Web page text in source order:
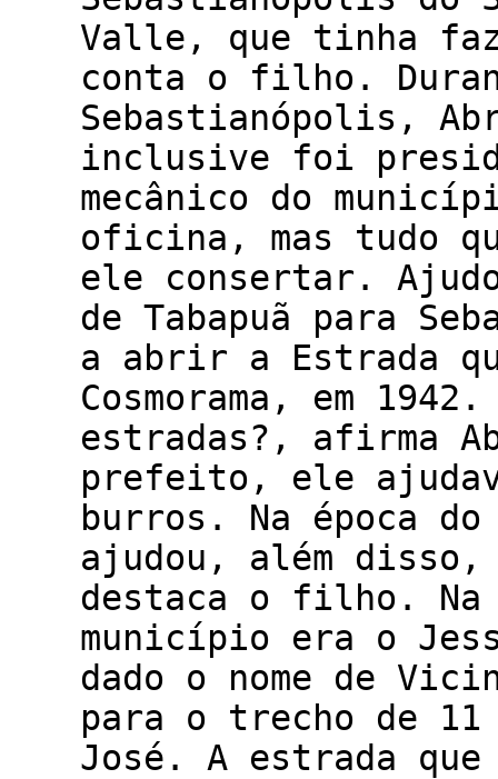
Valle, que tinha
conta o filho.
Sebastianópolis,
inclusive foi
mecânico do
oficina, mas tudo
ele consertar.
de Tabapuã para
a abrir a Estrada
Cosmorama, em
estradas?, afirma
prefeito, ele
burros. Na época
ajudou, além
destaca o filho. Na
município era o
dado o nome de
para o trecho de 11
José. A estrada